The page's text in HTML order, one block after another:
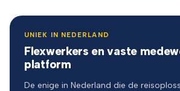
UNIEK IN NEDERLAND
Flexwerkers en vaste
platform
De enige in Nederland die de